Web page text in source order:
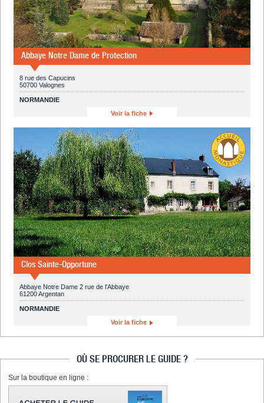
Abbaye Notre Dame de Protection
8 rue des Capucins
50700 Valognes
NORMANDIE
Voir la fiche
Clos Sainte-Opportune
Abbaye Notre Dame 2 rue de l'Abbaye
61200 Argentan
NORMANDIE
Voir la fiche
OÙ SE PROCURER LE GUIDE ?
Sur la boutique en ligne :